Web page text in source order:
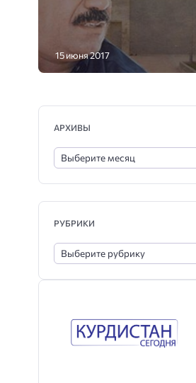
15 июня 2017
АРХИВЫ
РУБРИКИ